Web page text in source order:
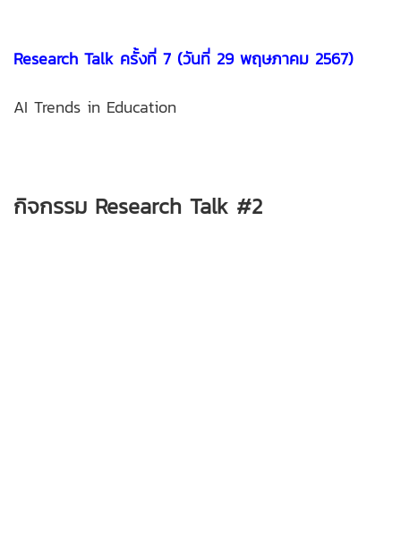
Research Talk ครั้งที่ 7 (วันที่ 29 พฤษภาคม 2567)
AI Trends in Education
กิจกรรม Research Talk #2